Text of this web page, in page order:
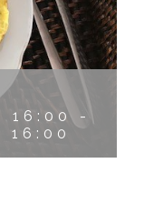
16:00 -
16:00